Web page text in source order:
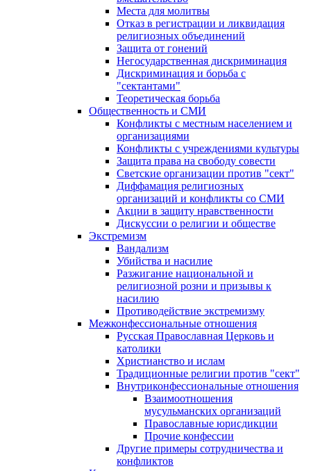
Места для молитвы
Отказ в регистрации и ликвидация
религиозных объединений
Защита от гонений
Негосударственная дискриминация
Дискриминация и борьба с
"сектантами"
Теоретическая борьба
Общественность и СМИ
Конфликты с местным населением и
организациями
Конфликты с учреждениями культуры
Защита права на свободу совести
Светские организации против "сект"
Диффамация религиозных
организаций и конфликты со СМИ
Акции в защиту нравственности
Дискуссии о религии и обществе
Экстремизм
Вандализм
Убийства и насилие
Разжигание национальной и
религиозной розни и призывы к
насилию
Противодействие экстремизму
Межконфессиональные отношения
Русская Православная Церковь и
католики
Христианство и ислам
Традиционные религии против "сект"
Внутриконфессиональные отношения
Взаимоотношения
мусульманских организаций
Православные юрисдикции
Прочие конфессии
Другие примеры сотрудничества и
конфликтов